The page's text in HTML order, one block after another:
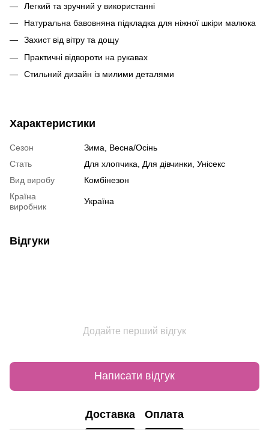
Легкий та зручний у використанні
Натуральна бавовняна підкладка для ніжної шкіри малюка
Захист від вітру та дощу
Практичні відвороти на рукавах
Стильний дизайн із милими деталями
Характеристики
Сезон
Зима, Весна/Осінь
Стать
Для хлопчика, Для дівчинки, Унісекс
Вид виробу
Комбінезон
Країна
виробник
Україна
Відгуки
Додайте перший відгук
Написати відгук
Доставка Оплата